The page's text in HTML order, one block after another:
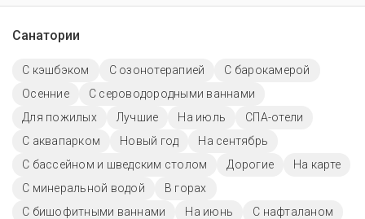
Санатории
С кэшбэком С озонотерапией
С барокамерой
Осенние
С сероводородными ваннами
Для пожилых
Лучшие На июль
СПА-отели
С аквапарком
Новый год
На сентябрь
С бассейном и шведским столом
Дорогие
На карте
С минеральной водой
В горах
С бишофитными ваннами
На июнь
С нафталаном